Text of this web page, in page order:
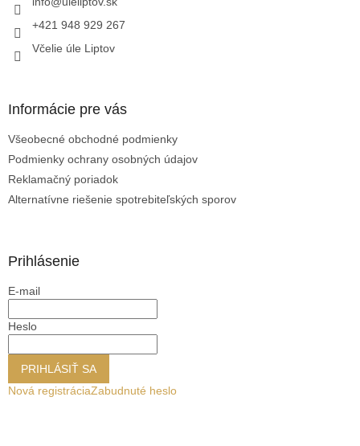
+421 948 929 267
Včelie úle Liptov
Informácie pre vás
Všeobecné obchodné podmienky
Podmienky ochrany osobných údajov
Reklamačný poriadok
Alternatívne riešenie spotrebiteľských sporov
Prihlásenie
E-mail
Heslo
PRIHLÁSIŤ SA
Nová registráciaZabudnuté heslo